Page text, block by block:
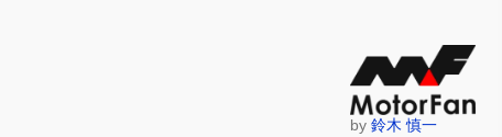
by 鈴木 慎一